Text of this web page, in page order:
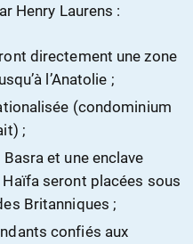
Henry Laurens :
directement une zone
l’Anatolie ;
(condominium
;
et une enclave
seront placées sous
Britanniques ;
confiés aux